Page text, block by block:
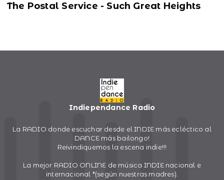
The Postal Service - Such Great Heights
Indiependance Radio
La RADIO donde escuchar desde el INDIE más ecléctico al
DANCE más bailongo!
Reivindiquemos la escena indie!!!
La mejor RADIO ONLINE de música INDIE nacional e
internacional *(según nuestras madres).